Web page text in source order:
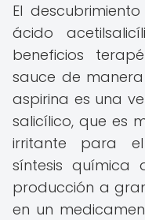
El
ácido
beneficios
sauce de
aspirina es una
salicílico, que es
irritante para
síntesis química
producción a
en un